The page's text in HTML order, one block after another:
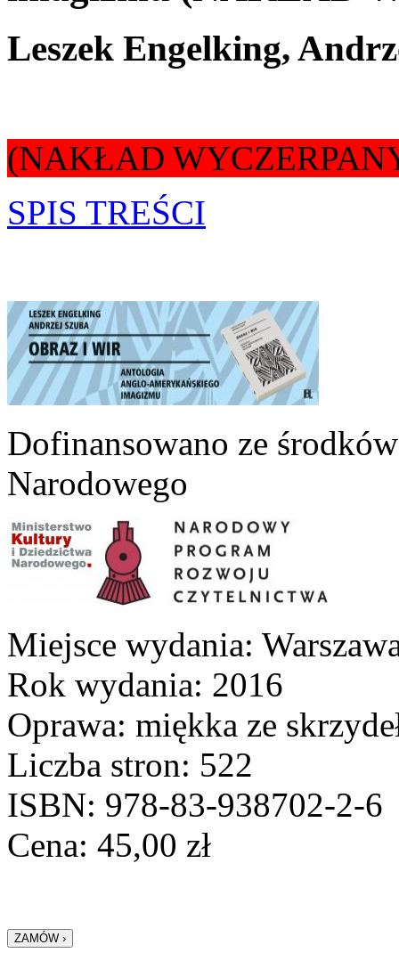
Leszek Engelking,
(NAKŁAD
SPIS TREŚCI
Dofinansowano ze
Narodowego
Miejsce wydania:
Rok wydania: 2016
Oprawa: miękka ze
Liczba stron: 522
ISBN: 978-83-938702-2-6
Cena: 45,00 zł